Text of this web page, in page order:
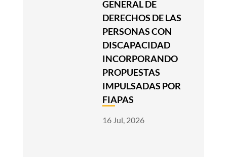
GENERAL DE
DERECHOS DE LAS
PERSONAS CON
DISCAPACIDAD
INCORPORANDO
PROPUESTAS
IMPULSADAS POR
FIAPAS
16 Jul, 2026